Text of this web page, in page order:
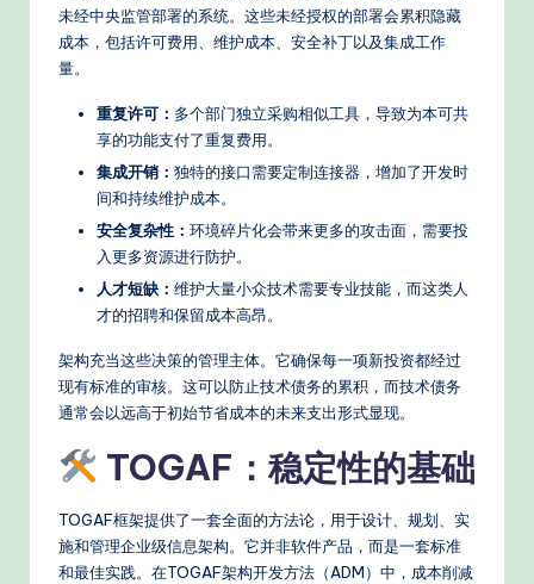
fl
d
未经中央监管部署的系统。这些未经授权的部署会累积隐藏
成本，包括许可费用、维护成本、安全补丁以及集成工作
量。
重复许可： 多个部门独立采购相似工具，导致为本可共
享的功能支付了重复费用。
集成开销： 独特的接口需要定制连接器，增加了开发时
间和持续维护成本。
安全复杂性： 环境碎片化会带来更多的攻击面，需要投
入更多资源进行防护。
人才短缺： 维护大量小众技术需要专业技能，而这类人
才的招聘和保留成本高昂。
架构充当这些决策的管理主体。它确保每一项新投资都经过
现有标准的审核。这可以防止技术债务的累积，而技术债务
通常会以远高于初始节省成本的未来支出形式显现。
TOGAF：稳定性的基础
TOGAF框架提供了一套全面的方法论，用于设计、规划、实
施和管理企业级信息架构。它并非软件产品，而是一套标准
和最佳实践。在TOGAF架构开发方法（ADM）中，成本削减